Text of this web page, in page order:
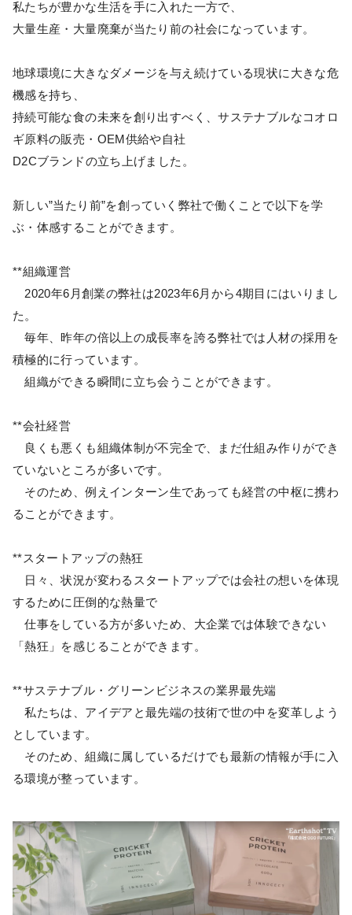
私たちが豊かな生活を手に入れた一方で、
大量生産・大量廃棄が当たり前の社会になっています。
地球環境に大きなダメージを与え続けている現状に大きな危
機感を持ち、
持続可能な食の未来を創り出すべく、サステナブルなコオロ
ギ原料の販売・OEM供給や自社
D2Cブランドの立ち上げました。
新しい”当たり前”を創っていく弊社で働くことで以下を学
ぶ・体感することができます。
**組織運営
2020年6月創業の弊社は2023年6月から4期目にはいりまし
た。
毎年、昨年の倍以上の成長率を誇る弊社では人材の採用を
積極的に行っています。
組織ができる瞬間に立ち会うことができます。
**会社経営
良くも悪くも組織体制が不完全で、まだ仕組み作りができ
ていないところが多いです。
そのため、例えインターン生であっても経営の中枢に携わ
ることができます。
**スタートアップの熱狂
日々、状況が変わるスタートアップでは会社の想いを体現
するために圧倒的な熱量で
仕事をしている方が多いため、大企業では体験できない
「熱狂」を感じることができます。
**サステナブル・グリーンビジネスの業界最先端
私たちは、アイデアと最先端の技術で世の中を変革しよう
としています。
そのため、組織に属しているだけでも最新の情報が手に入
る環境が整っています。